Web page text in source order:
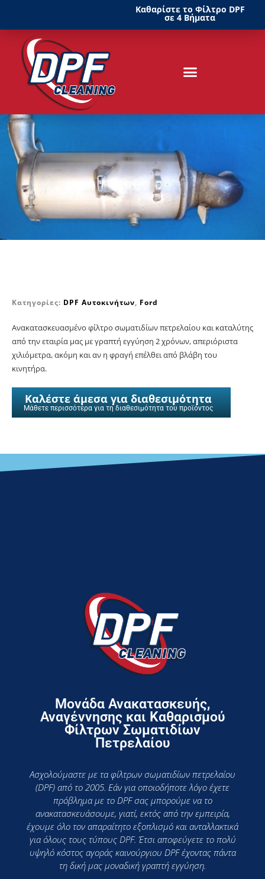
Καθαρίστε το Φίλτρο DPF
σε 4 Βήματα
Κατηγορίες: DPF Αυτοκινήτων, Ford
Ανακατασκευασμένο φίλτρο σωματιδίων πετρελαίου και καταλύτης
από την εταιρία μας με γραπτή εγγύηση 2 χρόνων, απεριόριστα
χιλιόμετρα, ακόμη και αν η φραγή επέλθει από βλάβη του
κινητήρα.
Καλέστε άμεσα για διαθεσιμότητα
Μάθετε περισσότερα για τη διαθεσιμότητα του προϊόντος
Μονάδα Ανακατασκευής,
Αναγέννησης και Καθαρισμού
Φίλτρων Σωματιδίων
Πετρελαίου
Ασχολούμαστε με τα φίλτρων σωματιδίων πετρελαίου
(DPF) από το 2005. Εάν για οποιοδήποτε λόγο έχετε
πρόβλημα με το DPF σας μπορούμε να το
ανακατασκευάσουμε, γιατί, εκτός από την εμπειρία,
έχουμε όλο τον απαραίτητο εξοπλισμό και ανταλλακτικά
για όλους τους τύπους DPF. Έτσι αποφεύγετε το πολύ
υψηλό κόστος αγοράς καινούργιου DPF έχοντας πάντα
τη δική μας μοναδική γραπτή εγγύηση.